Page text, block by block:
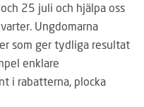
25 juli och hjälpa oss
Ungdomarna
som ger tydliga resultat
enklare
i rabatterna, plocka